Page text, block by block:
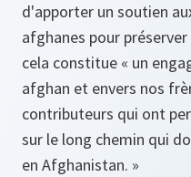
d'apporter un soutien
afghanes pour
cela constitue « un
afghan et envers nos
contributeurs qui ont
sur le long chemin qui
en Afghanistan. »